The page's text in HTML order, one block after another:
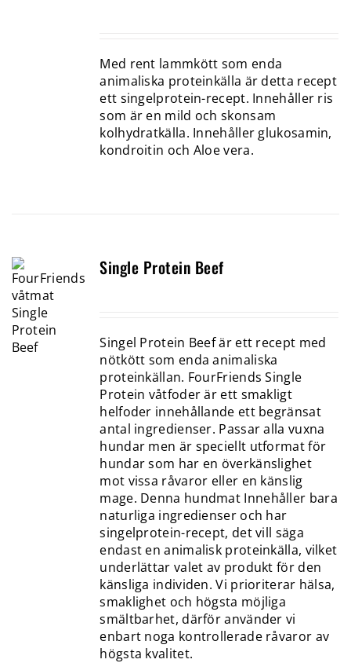
Med rent lammkött som enda
animaliska proteinkälla är detta recept
ett singelprotein-recept. Innehåller ris
som är en mild och skonsam
kolhydratkälla. Innehåller glukosamin,
kondroitin och Aloe vera.
Single Protein Beef
Singel Protein Beef är ett recept med
nötkött som enda animaliska
proteinkällan. FourFriends Single
Protein våtfoder är ett smakligt
helfoder innehållande ett begränsat
antal ingredienser. Passar alla vuxna
hundar men är speciellt utformat för
hundar som har en överkänslighet
mot vissa råvaror eller en känslig
mage. Denna hundmat Innehåller bara
naturliga ingredienser och har
singelprotein-recept, det vill säga
endast en animalisk proteinkälla, vilket
underlättar valet av produkt för den
känsliga individen. Vi prioriterar hälsa,
smaklighet och högsta möjliga
smältbarhet, därför använder vi
enbart noga kontrollerade råvaror av
högsta kvalitet.